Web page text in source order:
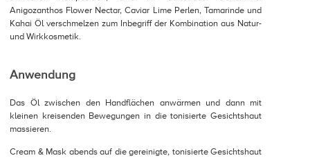
Anigozanthos Flower Nectar, Caviar Lime Perlen, Tamarinde und
Kahai Öl verschmelzen zum Inbegriff der Kombination aus Natur-
und Wirkkosmetik.
Anwendung
Das Öl zwischen den Handflächen anwärmen und dann mit
kleinen kreisenden Bewegungen in die tonisierte Gesichtshaut
massieren.
Cream & Mask abends auf die gereinigte, tonisierte Gesichtshaut